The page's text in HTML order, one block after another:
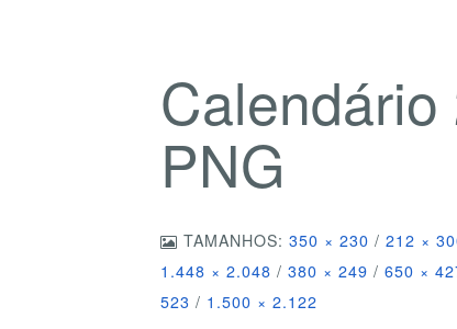
PNG
TAMANHOS:350 × 230 / 212 ×
1.448 × 2.048 / 380 × 249 / 650 ×
523 / 1.500 × 2.122